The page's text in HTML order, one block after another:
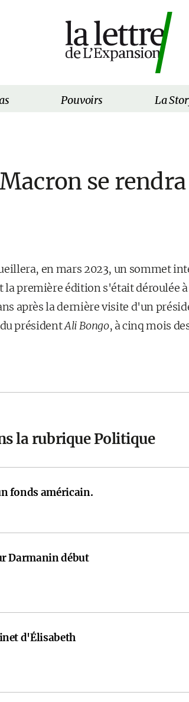
Pouvoirs La
se
en mars 2023, un sommet
première édition s'était déroulée à
après la dernière visite d'un
présidentAli Bongo, à cinq mois
la rubrique Politique
fonds américain.
Darmanin début
d'Élisabeth